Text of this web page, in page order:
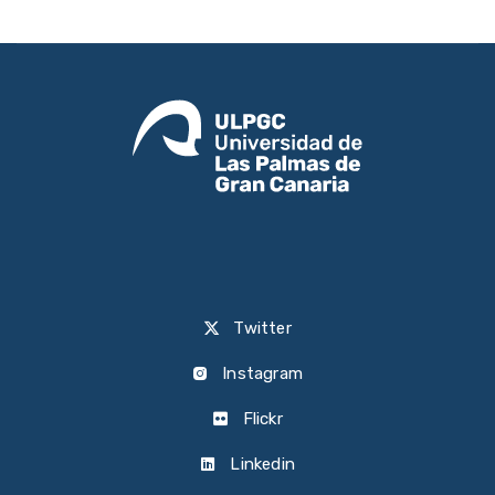
Twitter
Instagram
Flickr
Linkedin